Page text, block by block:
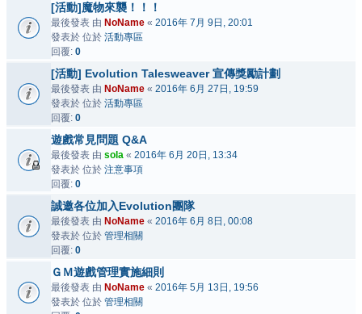
[活動]魔物來襲！！！
最後發表 由 NoName « 2016年 7月 9日, 20:01
發表於 位於 活動專區
回覆: 0
[活動] Evolution Talesweaver 宣傳獎勵計劃
最後發表 由 NoName « 2016年 6月 27日, 19:59
發表於 位於 活動專區
回覆: 0
遊戲常見問題 Q&A
最後發表 由 sola « 2016年 6月 20日, 13:34
發表於 位於 注意事項
回覆: 0
誠邀各位加入Evolution團隊
最後發表 由 NoName « 2016年 6月 8日, 00:08
發表於 位於 管理相關
回覆: 0
ＧＭ遊戲管理實施細則
最後發表 由 NoName « 2016年 5月 13日, 19:56
發表於 位於 管理相關